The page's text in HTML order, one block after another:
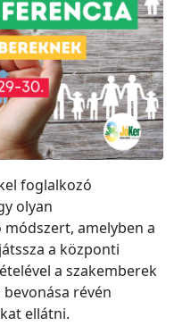
foglalkozó
olyan
amelyben a
a központi
a szakemberek
révén
ellátni.